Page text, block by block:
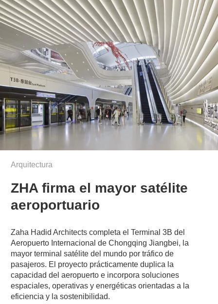
Arquitectura
ZHA firma el mayor satélite
aeroportuario
Zaha Hadid Architects completa el Terminal 3B del
Aeropuerto Internacional de Chongqing Jiangbei, la
mayor terminal satélite del mundo por tráfico de
pasajeros. El proyecto prácticamente duplica la
capacidad del aeropuerto e incorpora soluciones
espaciales, operativas y energéticas orientadas a la
eficiencia y la sostenibilidad.